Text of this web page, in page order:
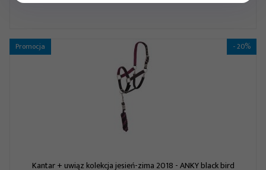
Promocja - 20%
Kantar + uwiąz kolekcja jesień-zima 2018 - ANKY black bird